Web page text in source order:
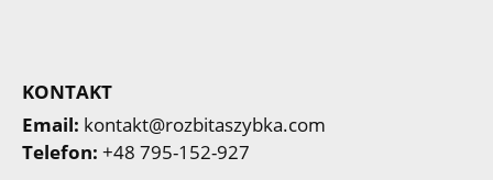
KONTAKT
Email: kontakt@rozbitaszybka.com
Telefon: +48 795-152-927